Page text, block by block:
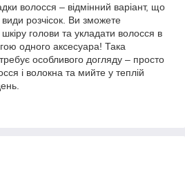
волосся – відмінний варіант, що
розчісок. Ви зможете
голови та укладати волосся в
одного аксесуара! Така
особливого догляду – просто
і волокна та мийте у теплій